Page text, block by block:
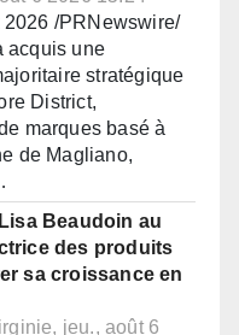
2026 /PRNewswire/
acquis une
stratégique
District,
marques basé à
de Magliano,
Beaudoin au
des produits
sa croissance en
jeu., août 6